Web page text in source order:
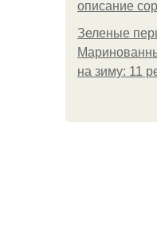
описание
Зеленые
на зиму: 11